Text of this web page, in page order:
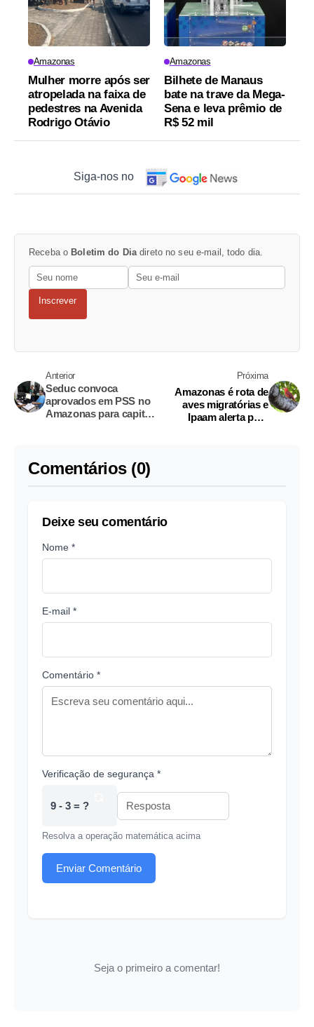
Amazonas
Mulher morre após ser
atropelada na faixa de
pedestres na Avenida
Rodrigo Otávio
Amazonas
Bilhete de Manaus
bate na trave da Mega-
Sena e leva prêmio de
R$ 52 mil
Siga-nos no
Receba o Boletim do Diadireto no seu e-mail, todo dia.
Inscrever
Anterior
Seduc convoca
aprovados em PSS no
Amazonas para capital,
Próxima
Amazonas é rota de
aves migratórias e
Ipaam alerta para
Comentários (0)
Deixe seu comentário
Nome *
E-mail *
Comentário *
Verificação de segurança *
9 - 3 = ?
Resolva a operação matemática acima
Enviar Comentário
Seja o primeiro a comentar!